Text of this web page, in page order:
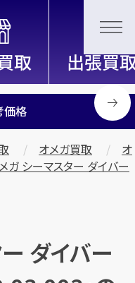
実績の買取専門店「買取大
価格
オメガ買取
オ
ガ シーマスター ダイバー
ダイバー